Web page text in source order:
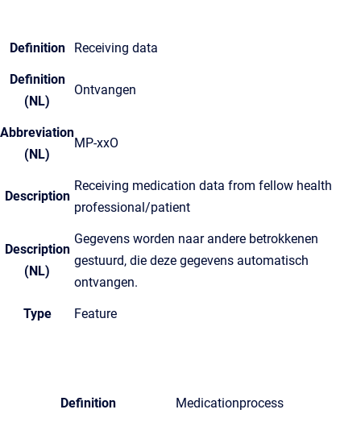
Definition Receiving data
Definition
(NL)
Ontvangen
Abbreviation
(NL)
MP-xxO
Description
Receiving medication data from fellow health
professional/patient
Description
(NL)
Gegevens worden naar andere betrokkenen
gestuurd, die deze gegevens automatisch
ontvangen.
Type Feature
Definition Medicationprocess